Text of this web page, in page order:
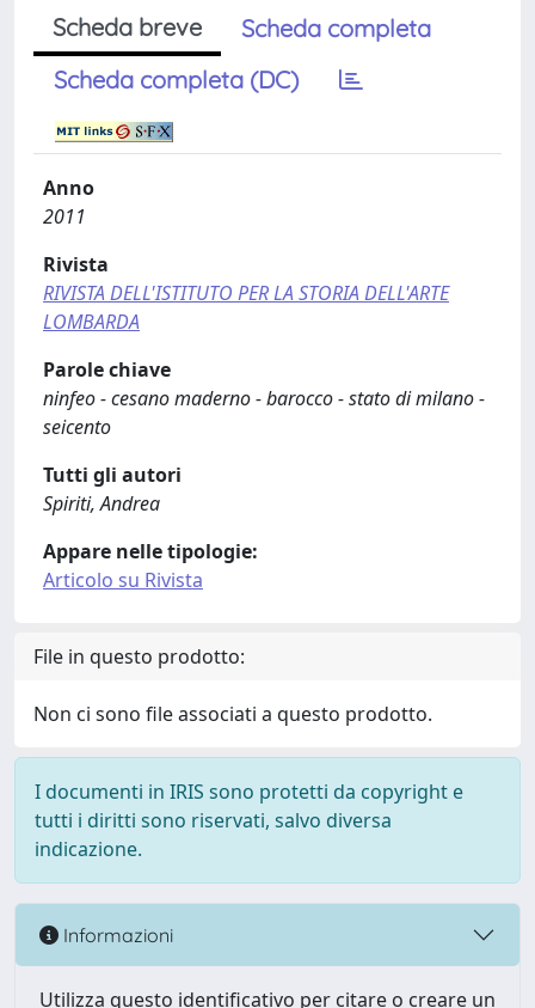
Scheda breve
Scheda completa
Scheda completa (DC)
Anno
2011
Rivista
RIVISTA DELL'ISTITUTO PER LA STORIA DELL'ARTE
LOMBARDA
Parole chiave
ninfeo - cesano maderno - barocco - stato di milano -
seicento
Tutti gli autori
Spiriti, Andrea
Appare nelle tipologie:
Articolo su Rivista
File in questo prodotto:
Non ci sono file associati a questo prodotto.
I documenti in IRIS sono protetti da copyright e
tutti i diritti sono riservati, salvo diversa
indicazione.
Informazioni
Utilizza questo identificativo per citare o creare un